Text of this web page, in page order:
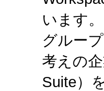
います。
グルー
考えの
Suite）